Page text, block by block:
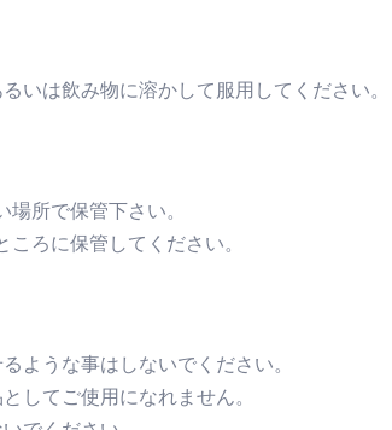
いは飲み物に溶かして服用してください。
場所で保管下さい。
ころに保管してください。
ような事はしないでください。
してご使用になれません。